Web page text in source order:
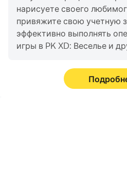
нарисуете своего
привяжите свою учетную
эффективно выполнять
игры в PK XD: Веселье и